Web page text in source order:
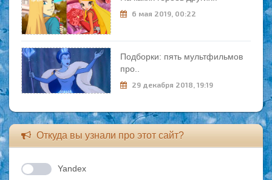
6 мая 2019, 00:22
Подборки: пять мультфильмов
про..
29 декабря 2018, 19:19
Откуда вы узнали про этот сайт?
Yandex